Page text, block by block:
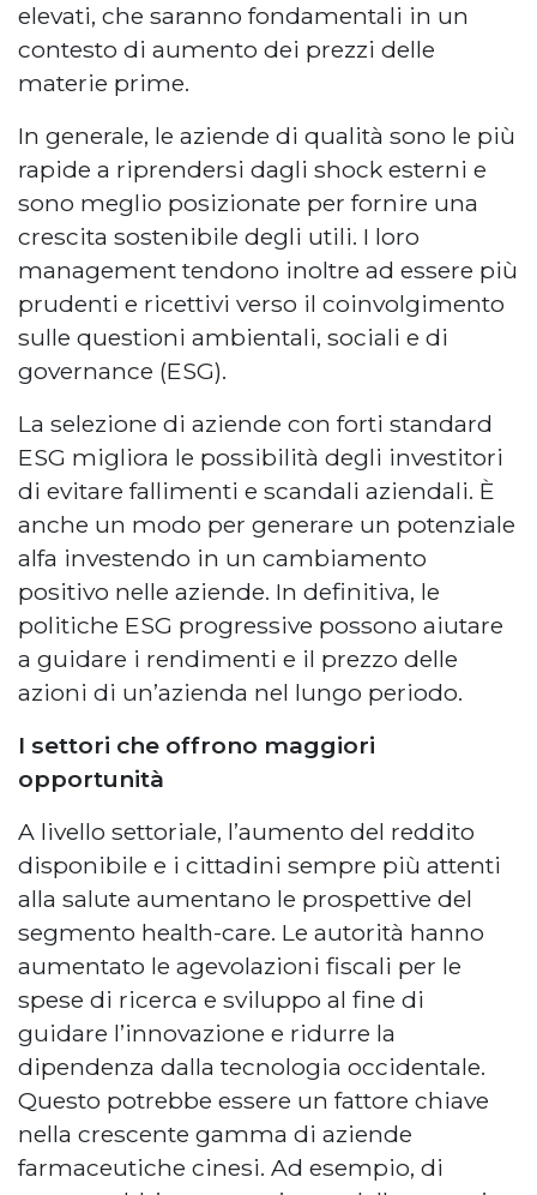
elevati, che saranno fondamentali in un
contesto di aumento dei prezzi delle
materie prime.
In generale, le aziende di qualità sono le più
rapide a riprendersi dagli shock esterni e
sono meglio posizionate per fornire una
crescita sostenibile degli utili. I loro
management tendono inoltre ad essere più
prudenti e ricettivi verso il coinvolgimento
sulle questioni ambientali, sociali e di
governance (ESG).
La selezione di aziende con forti standard
ESG migliora le possibilità degli investitori
di evitare fallimenti e scandali aziendali. È
anche un modo per generare un potenziale
alfa investendo in un cambiamento
positivo nelle aziende. In definitiva, le
politiche ESG progressive possono aiutare
a guidare i rendimenti e il prezzo delle
azioni di un’azienda nel lungo periodo.
I settori che offrono maggiori
opportunità
A livello settoriale, l’aumento del reddito
disponibile e i cittadini sempre più attenti
alla salute aumentano le prospettive del
segmento health-care. Le autorità hanno
aumentato le agevolazioni fiscali per le
spese di ricerca e sviluppo al fine di
guidare l’innovazione e ridurre la
dipendenza dalla tecnologia occidentale.
Questo potrebbe essere un fattore chiave
nella crescente gamma di aziende
farmaceutiche cinesi. Ad esempio, di